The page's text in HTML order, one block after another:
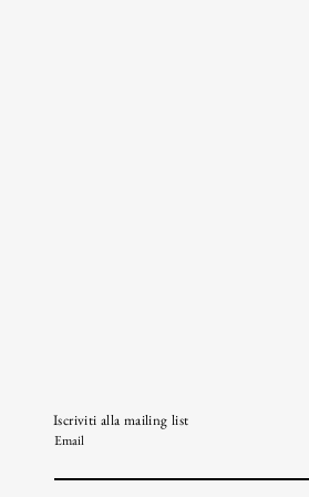
Iscriviti alla mailing list
Email